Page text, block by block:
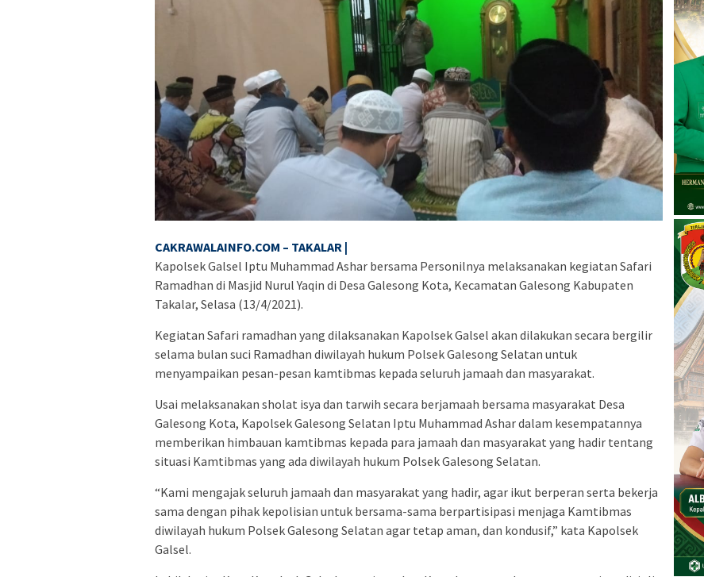
CAKRAWALAINFO.COM – TAKALAR |
Kapolsek Galsel Iptu Muhammad Ashar bersama Personilnya melaksanakan kegiatan Safari
Ramadhan di Masjid Nurul Yaqin di Desa Galesong Kota, Kecamatan Galesong Kabupaten
Takalar, Selasa (13/4/2021).
Kegiatan Safari ramadhan yang dilaksanakan Kapolsek Galsel akan dilakukan secara bergilir
selama bulan suci Ramadhan diwilayah hukum Polsek Galesong Selatan untuk
menyampaikan pesan-pesan kamtibmas kepada seluruh jamaah dan masyarakat.
Usai melaksanakan sholat isya dan tarwih secara berjamaah bersama masyarakat Desa
Galesong Kota, Kapolsek Galesong Selatan Iptu Muhammad Ashar dalam kesempatannya
memberikan himbauan kamtibmas kepada para jamaah dan masyarakat yang hadir tentang
situasi Kamtibmas yang ada diwilayah hukum Polsek Galesong Selatan.
“Kami mengajak seluruh jamaah dan masyarakat yang hadir, agar ikut berperan serta bekerja
sama dengan pihak kepolisian untuk bersama-sama berpartisipasi menjaga Kamtibmas
diwilayah hukum Polsek Galesong Selatan agar tetap aman, dan kondusif,” kata Kapolsek
Galsel.